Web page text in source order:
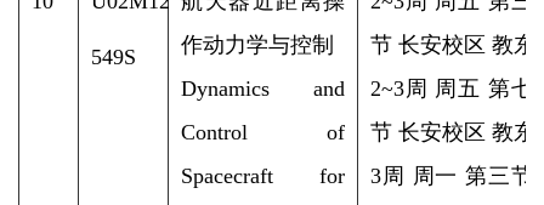
549S
作动力学与控制
Dynamics and
Control of
Spacecraft for
节 长安校区 教东
2~3周 周五 第七
节 长安校区 教东
3周 周一 第三节